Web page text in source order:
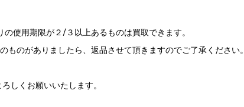
使用期限が２/３以上あるものは買取できます。
のがありましたら、返品させて頂きますのでご了承ください。
しくお願いいたします。